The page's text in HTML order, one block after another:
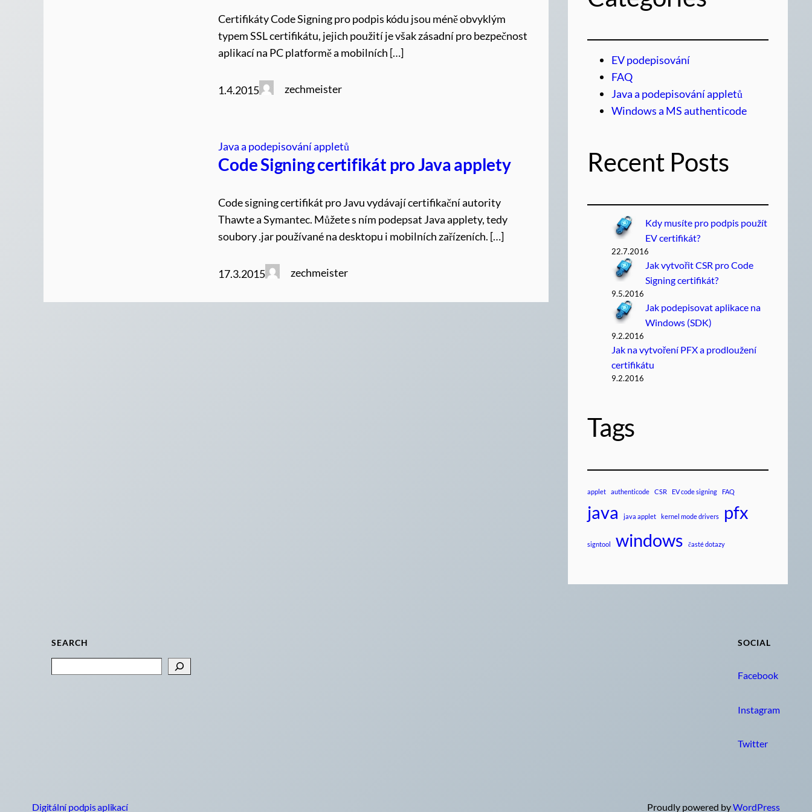
Certifikáty Code Signing pro podpis kódu jsou méně obvyklým
typem SSL certifikátu, jejich použití je však zásadní pro bezpečnost
aplikací na PC platformě a mobilních […]
1.4.2015 zechmeister
Java a podepisování appletů
Code Signing certifikát pro Java applety
Code signing certifikát pro Javu vydávají certifikační autority
Thawte a Symantec. Můžete s ním podepsat Java applety, tedy
soubory .jar používané na desktopu i mobilních zařízeních. […]
17.3.2015 zechmeister
EV podepisování
FAQ
Java a podepisování appletů
Windows a MS authenticode
Recent Posts
Kdy musíte pro podpis použít
EV certifikát?
22.7.2016
Jak vytvořit CSR pro Code
Signing certifikát?
9.5.2016
Jak podepisovat aplikace na
Windows (SDK)
9.2.2016
Jak na vytvoření PFX a prodloužení
certifikátu
9.2.2016
Tags
applet authenticode CSR EV code signing FAQ
java java applet kernel mode drivers pfx
signtool windows časté dotazy
SEARCH SOCIAL
Facebook
Instagram
Twitter
Digitální podpis aplikací Proudly powered byWordPress